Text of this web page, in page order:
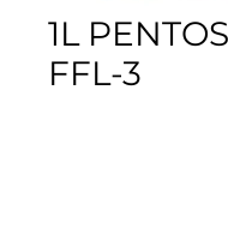
1L
FFL-3